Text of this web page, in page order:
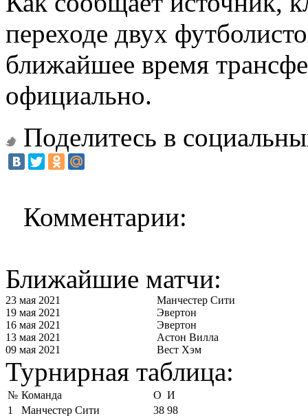
переходе двух
ближайшее время
официально.
Поделитесь в
Комментарии:
Ближайшие матчи:
23 мая 2021
Манчестер Сити
19 мая 2021
Эвертон
16 мая 2021
Эвертон
13 мая 2021
Астон Вилла
09 мая 2021
Вест Хэм
Турнирная таблица:
№ Команда О И
1
Манчестер Сити 38 98